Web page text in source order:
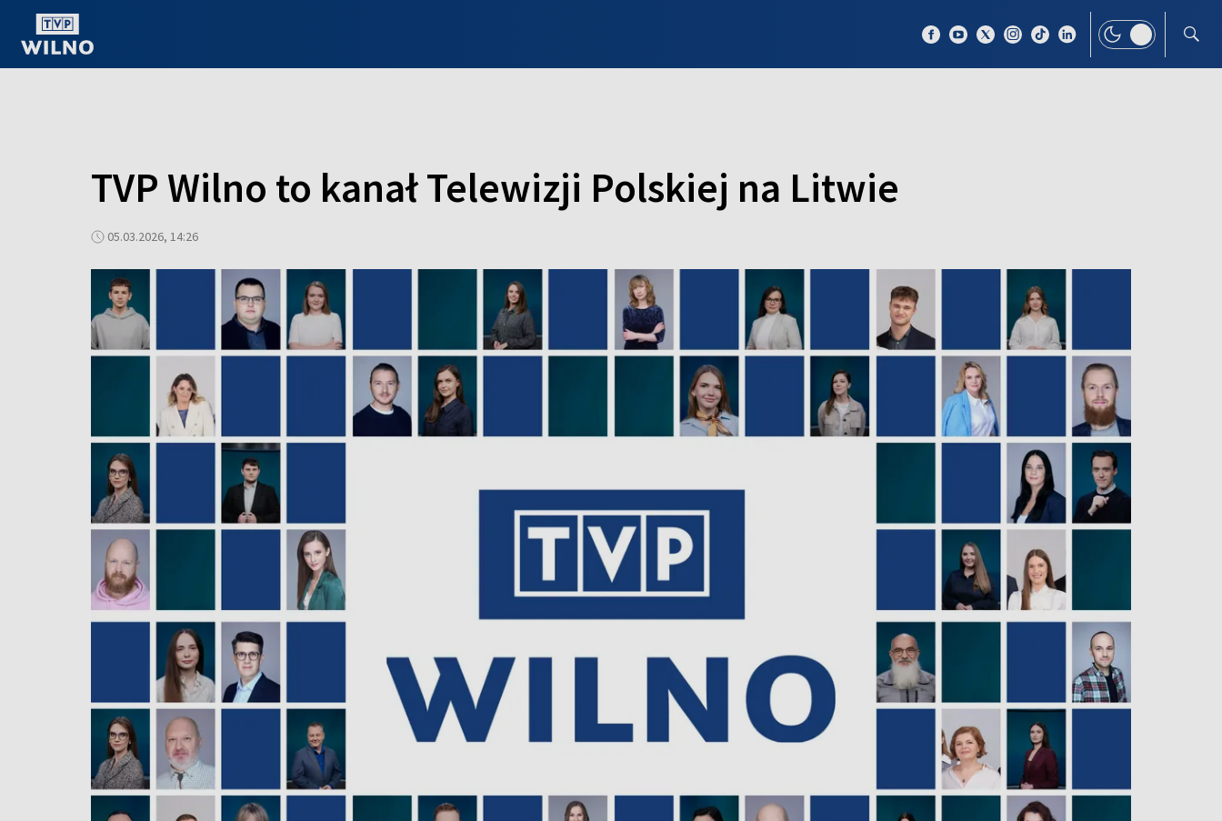
TVP Wilno to kanał Telewizji Polskiej na Litwie
05.03.2026, 14:26